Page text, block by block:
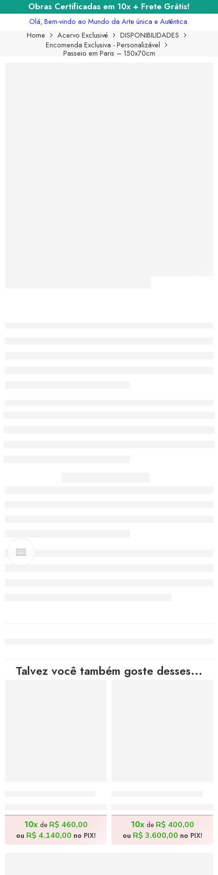
Obras Certificadas em 10x + Frete Grátis!
Olá, Bem-vindo ao Mundo da Arte única e Autêntica.
Home
Acervo Exclusivé
DISPONIBILIDADES
Encomenda Exclusiva - Personalizável
Passeio em Paris – 150x70cm
Talvez você também goste desses...
10xde R$ 460,00
ou R$ 4.140,00 no PIX!
10xde R$ 400,00
ou R$ 3.600,00 no PIX!